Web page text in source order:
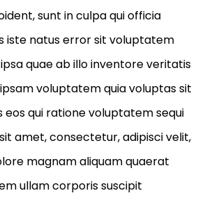
sunt in culpa qui officia
iste natus error sit voluptatem
quae ab illo inventore veritatis
voluptatem quia voluptas sit
qui ratione voluptatem sequi
amet, consectetur, adipisci velit,
magnam aliquam quaerat
ullam corporis suscipit